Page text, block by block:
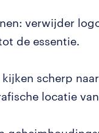
verwijder
de essentie.
scherp
locatie